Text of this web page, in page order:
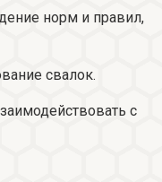
норм и правил,
свалок.
с